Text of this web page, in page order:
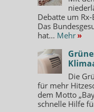
Debatte um
Das
hat... Mehr »
Die
für mehr
dem Motto
schnelle Hilfe